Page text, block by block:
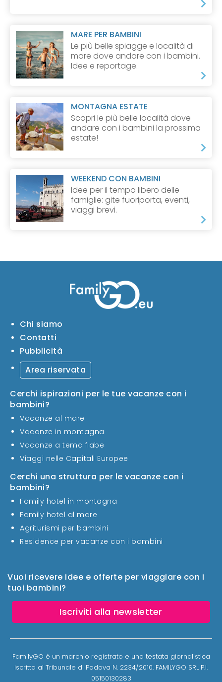
MARE PER BAMBINI
Le più belle spiagge e località di
mare dove andare con i bambini.
Idee e reportage.
MONTAGNA ESTATE
Scopri le più belle località dove
andare con i bambini la prossima
estate!
WEEKEND CON BAMBINI
Idee per il tempo libero delle
famiglie: gite fuoriporta, eventi,
viaggi brevi.
Vuoi ricevere idee e offerte per viaggiare con i
tuoi bambini?
Iscriviti alla newsletter
Chi siamo
Contatti
Pubblicità
Area riservata
Cerchi ispirazioni per le tue vacanze con i
bambini?
Vacanze al mare
Vacanze in montagna
Vacanze a tema fiabe
Viaggi nelle Capitali Europee
Cerchi una struttura per le vacanze con i
bambini?
Family hotel in montagna
Family hotel al mare
Agriturismi per bambini
Residence per vacanze con i bambini
FamilyGO è un marchio registrato e una testata giornalistica
iscritta al Tribunale di Padova N. 2234/2010. FAMILYGO SRL P.I.
05150130283